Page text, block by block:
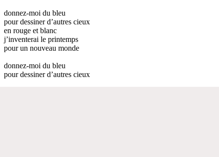
donnez-moi du bleu
pour dessiner d’autres cieux
en rouge et blanc
j’inventerai le printemps
pour un nouveau monde
donnez-moi du bleu
pour dessiner d’autres cieux